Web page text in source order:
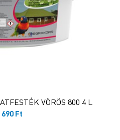
VÖRÖS 800 4 L
690 Ft